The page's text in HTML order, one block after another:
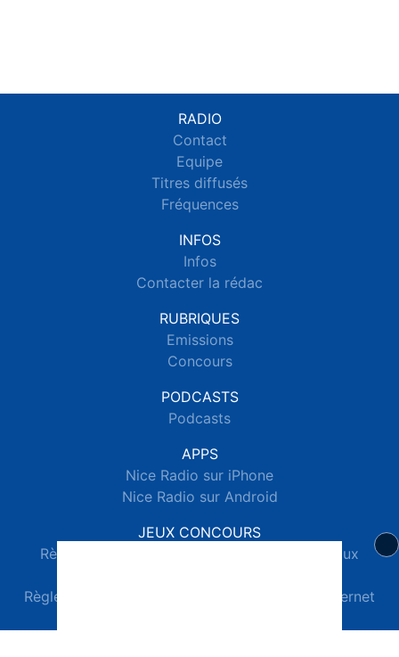
RADIO
Contact
Equipe
Titres diffusés
Fréquences
INFOS
Infos
Contacter la rédac
RUBRIQUES
Emissions
Concours
PODCASTS
Podcasts
APPS
Nice Radio sur iPhone
Nice Radio sur Android
JEUX CONCOURS
Règlements des jeux concours réseaux sociaux
Règlements des jeux concours téléphone et internet